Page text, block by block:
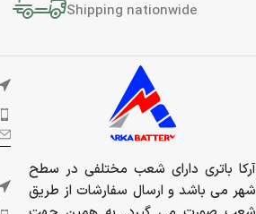
Shipping nationwide
آرکا باتری دارای شعب مختلفی در سطح
شهر می باشد و ارسال سفارشات از طریق